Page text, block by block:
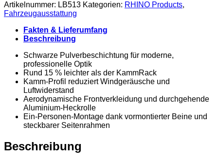
Artikelnummer: LB513 Kategorien: RHINO Products,
Fahrzeugausstattung
Fakten & Lieferumfang
Beschreibung
Schwarze Pulverbeschichtung für moderne,
professionelle Optik
Rund 15 % leichter als der KammRack
Kamm-Profil reduziert Windgeräusche und
Luftwiderstand
Aerodynamische Frontverkleidung und durchgehende
Aluminium-Heckrolle
Ein-Personen-Montage dank vormontierter Beine und
steckbarer Seitenrahmen
Beschreibung